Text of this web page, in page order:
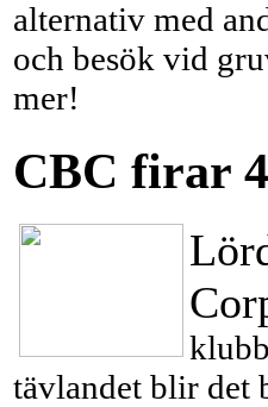
alternativ med
och besök vid
mer!
CBC firar
tävlandet blir det